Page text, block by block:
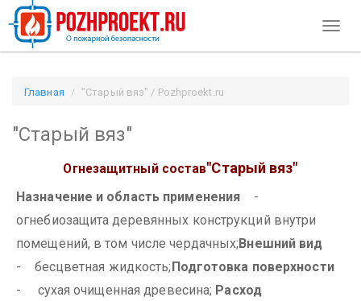
Главная "Старый вяз" / Pozhproekt.ru
"Старый вяз"
Огнезащитный состав"Старый вяз"
Назначение и область применения -
огнебиозащита деревянных конструкций внутри
помещений, в том числе чердачных;Внешний вид
- бесцветная жидкость;Подготовка поверхности
- сухая очищенная древесина; Расход